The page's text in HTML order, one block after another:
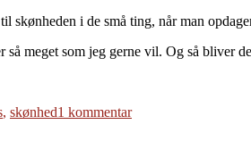
skønheden i de små ting, når man
meget som jeg gerne vil. Og så bliver
, skønhed1 kommentartil